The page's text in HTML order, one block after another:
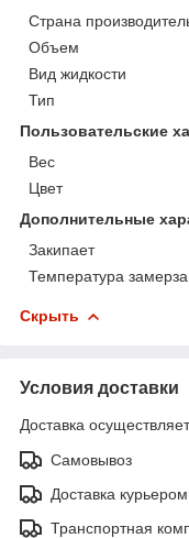
Страна
Объем
Вид жидкости
Тип
Пользовательские
Вес
Цвет
Дополнительные
Закипает
Температура
Скрыть
Условия доставки
Доставка
Самовывоз
Доставка курьером
Транспортная